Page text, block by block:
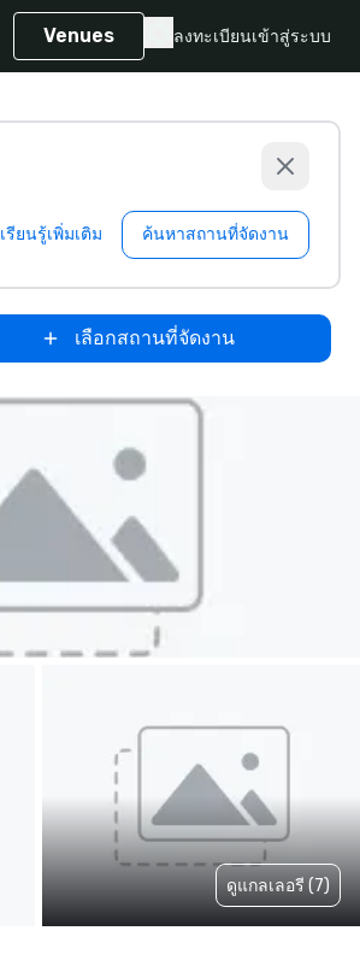
Venues ลงทะเบียนเข้าสู่ระบบ
เรียนรู้เพิ่มเติม ค้นหาสถานที่จัดงาน
เลือกสถานที่จัดงาน
ดูแกลเลอรี (7)